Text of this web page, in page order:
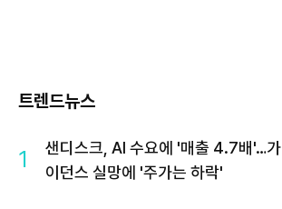
트렌드뉴스
1
샌디스크, AI 수요에 '매출 4.7배'…가
이던스 실망에 '주가는 하락'